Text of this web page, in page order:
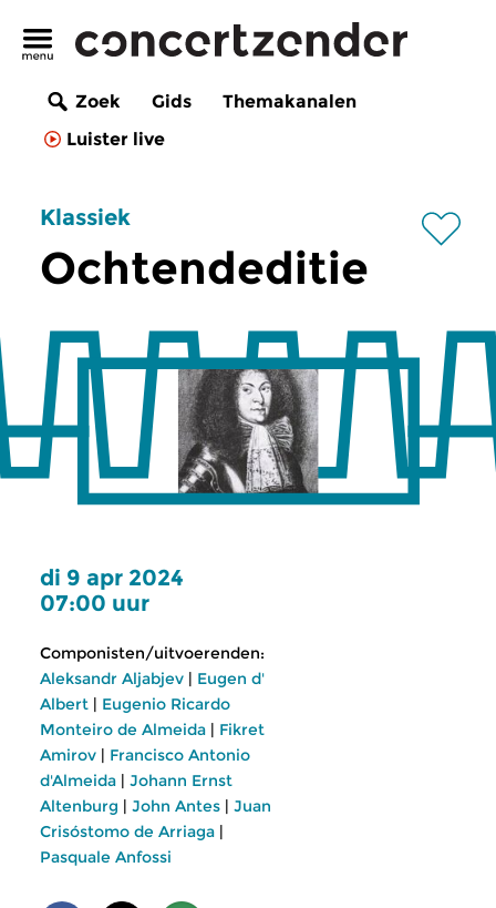
Zoek Gids
Themakanalen
Luister live
Klassiek
Ochtendeditie
di 9 apr 2024
07:00 uur
Componisten/uitvoerenden:
Aleksandr Aljabjev | Eugen d'
Albert | Eugenio Ricardo
Monteiro de Almeida | Fikret
Amirov | Francisco Antonio
d'Almeida | Johann Ernst
Altenburg | John Antes | Juan
Crisóstomo de Arriaga |
Pasquale Anfossi